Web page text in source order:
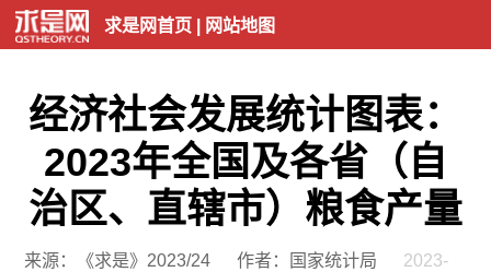
求是网首页| 网站地图
经济社会发展统计图表：
2023年全国及各省（自
治区、直辖市）粮食产量
来源：《求是》2023/24 作者：国家统计局
2023-